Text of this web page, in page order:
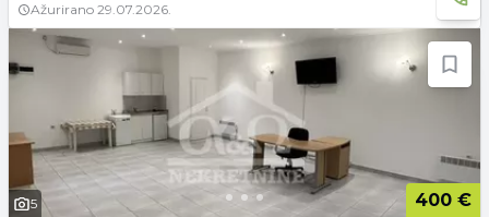
Ažurirano 29.07.2026.
5
400 €